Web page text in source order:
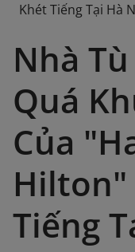
Khét Tiếng Tại Hà
Nhà
Quá
Của
Hilton"
Tiếng